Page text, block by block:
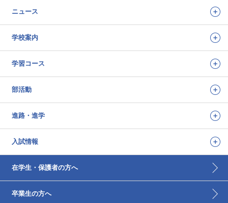
ニュース
学校案内
学習コース
部活動
進路・進学
入試情報
在学生・保護者の方へ
卒業生の方へ